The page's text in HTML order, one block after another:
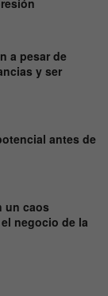
a pesar de
y ser
antes de
un caos
negocio de la